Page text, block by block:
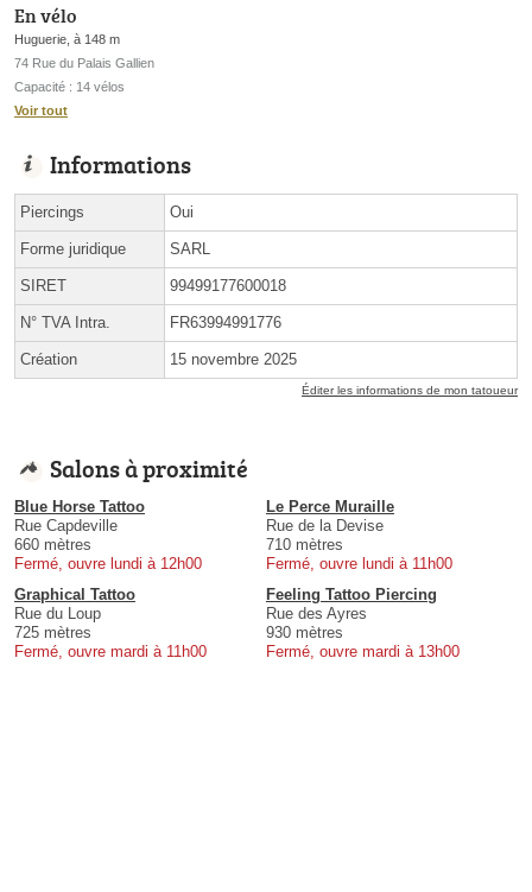
En vélo
Huguerie, à 148 m
74 Rue du Palais Gallien
Capacité : 14 vélos
Voir tout
Informations
Piercings Oui
Forme juridique SARL
SIRET 99499177600018
N° TVA Intra. FR63994991776
Création 15 novembre 2025
Éditer les informations de mon tatoueur
Salons à proximité
Blue Horse Tattoo
Rue Capdeville
660 mètres
Fermé, ouvre lundi à 12h00
Le Perce Muraille
Rue de la Devise
710 mètres
Fermé, ouvre lundi à 11h00
Graphical Tattoo
Rue du Loup
725 mètres
Fermé, ouvre mardi à 11h00
Feeling Tattoo Piercing
Rue des Ayres
930 mètres
Fermé, ouvre mardi à 13h00